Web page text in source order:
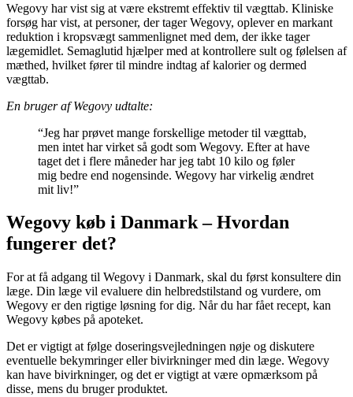
Wegovy har vist sig at være ekstremt effektiv til vægttab. Kliniske
forsøg har vist, at personer, der tager Wegovy, oplever en markant
reduktion i kropsvægt sammenlignet med dem, der ikke tager
lægemidlet. Semaglutid hjælper med at kontrollere sult og følelsen af
​​mæthed, hvilket fører til mindre indtag af kalorier og dermed
vægttab.
En bruger af Wegovy udtalte:
“Jeg har prøvet mange forskellige metoder til vægttab,
men intet har virket så godt som Wegovy. Efter at have
taget det i flere måneder har jeg tabt 10 kilo og føler
mig bedre end nogensinde. Wegovy har virkelig ændret
mit liv!”
Wegovy køb i Danmark – Hvordan
fungerer det?
For at få adgang til Wegovy i Danmark, skal du først konsultere din
læge. Din læge vil evaluere din helbredstilstand og vurdere, om
Wegovy er den rigtige løsning for dig. Når du har fået recept, kan
Wegovy købes på apoteket.
Det er vigtigt at følge doseringsvejledningen nøje og diskutere
eventuelle bekymringer eller bivirkninger med din læge. Wegovy
kan have bivirkninger, og det er vigtigt at være opmærksom på
disse, mens du bruger produktet.